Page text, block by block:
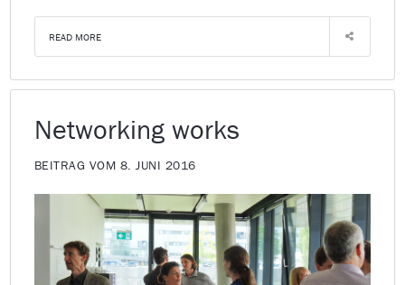
READ MORE
Networking works
BEITRAG VOM 8. JUNI 2016